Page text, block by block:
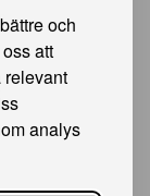
och
att
relevant
analys